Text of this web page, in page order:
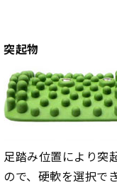
突起物
足踏み位置により突
ので、硬軟を選択でき